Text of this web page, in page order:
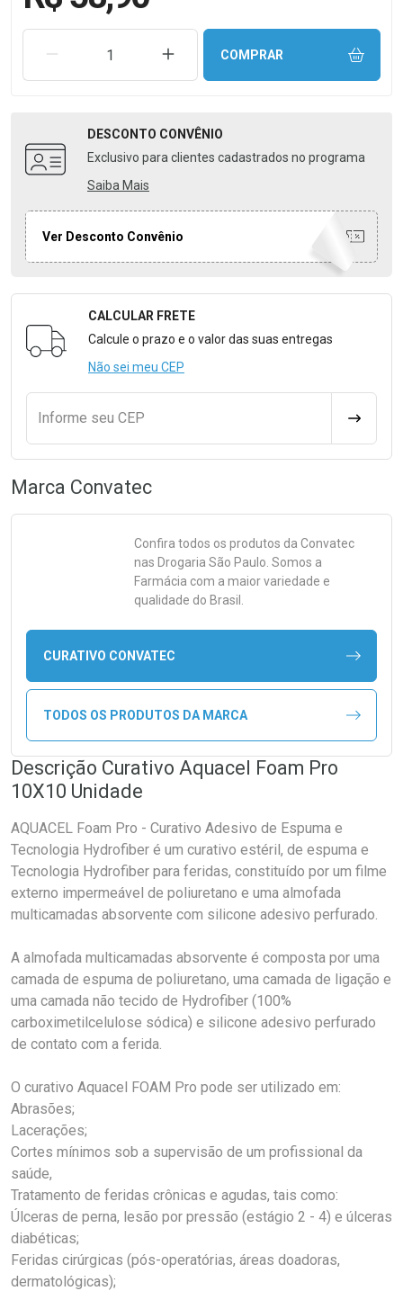
REMOVER UMA UNIDADEAUMENTAR UMA UNIDADE
COMPRAR
DESCONTO CONVÊNIO
Exclusivo para clientes cadastrados no programa
Saiba Mais
Ver Desconto Convênio
Formulário para Calcular o Frete
CALCULAR FRETE
Calcule o prazo e o valor das suas entregas
Não sei meu CEP
Informe seu CEP
Marca Convatec
Confira todos os produtos da Convatec
nas Drogaria São Paulo. Somos a
Farmácia com a maior variedade e
qualidade do Brasil.
CURATIVO CONVATEC
TODOS OS PRODUTOS DA MARCA
Descrição Curativo Aquacel Foam Pro
10X10 Unidade
AQUACEL Foam Pro - Curativo Adesivo de Espuma e
Tecnologia Hydrofiber é um curativo estéril, de espuma e
Tecnologia Hydrofiber para feridas, constituído por um filme
externo impermeável de poliuretano e uma almofada
multicamadas absorvente com silicone adesivo perfurado.
A almofada multicamadas absorvente é composta por uma
camada de espuma de poliuretano, uma camada de ligação e
uma camada não tecido de Hydrofiber (100%
carboximetilcelulose sódica) e silicone adesivo perfurado
de contato com a ferida.
O curativo Aquacel FOAM Pro pode ser utilizado em:
Abrasões;
Lacerações;
Cortes mínimos sob a supervisão de um profissional da
saúde,
Tratamento de feridas crônicas e agudas, tais como:
Úlceras de perna, lesão por pressão (estágio 2 - 4) e úlceras
diabéticas;
Feridas cirúrgicas (pós-operatórias, áreas doadoras,
dermatológicas);